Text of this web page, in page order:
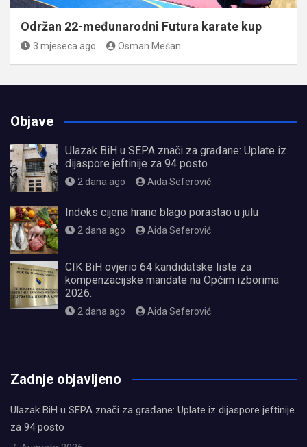
Održan 22-međunarodni Futura karate kup
3 mjeseca ago Osman Mešan
Objave
Ulazak BiH u SEPA znači za građane: Uplate iz
dijaspore jeftinije za 94 posto
2 dana ago Aida Seferović
Indeks cijena hrane blago porastao u julu
2 dana ago Aida Seferović
CIK BiH ovjerio 64 kandidatske liste za
kompenzacijske mandate na Općim izborima
2026.
2 dana ago Aida Seferović
Zadnje objavljeno
Ulazak BiH u SEPA znači za građane: Uplate iz dijaspore jeftinije
za 94 posto